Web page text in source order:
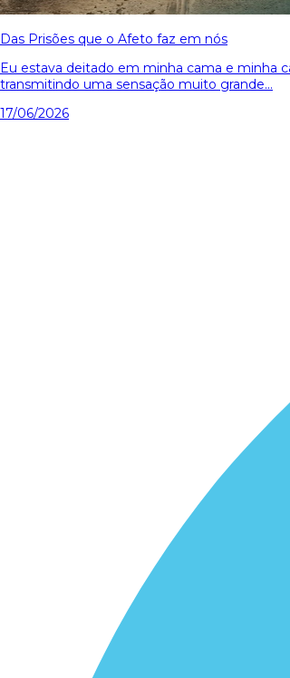
Das Prisões que o Afeto faz em nós
Eu estava deitado em minha cama e minha
transmitindo uma sensação muito grande...
17/06/2026